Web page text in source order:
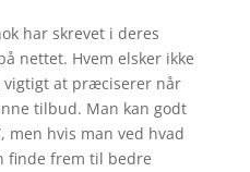
har skrevet i deres
nettet. Hvem elsker ikke
at præciserer når
tilbud. Man kan godt
men hvis man ved hvad
finde frem til bedre